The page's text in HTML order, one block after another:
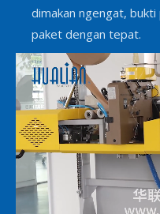
dimakan ngengat,
paket dengan tepat.